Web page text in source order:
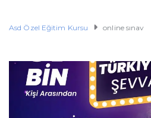
Asd Özel Eğitim Kursu online sınav